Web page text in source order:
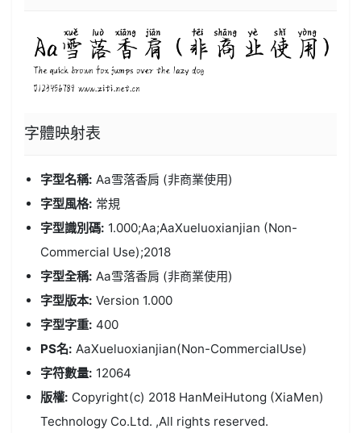
字體映射表
字型名稱: Aa雪落香肩 (非商業使用)
字型風格: 常規
字型識別碼: 1.000;Aa;AaXueluoxianjian (Non-
Commercial Use);2018
字型全稱: Aa雪落香肩 (非商業使用)
字型版本: Version 1.000
字型字重: 400
PS名: AaXueluoxianjian(Non-CommercialUse)
字符數量: 12064
版權: Copyright(c) 2018 HanMeiHutong (XiaMen)
Technology Co.Ltd. ,All rights reserved.